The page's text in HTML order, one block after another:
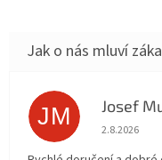
JM Josef
Hodnocení
2.8.2026